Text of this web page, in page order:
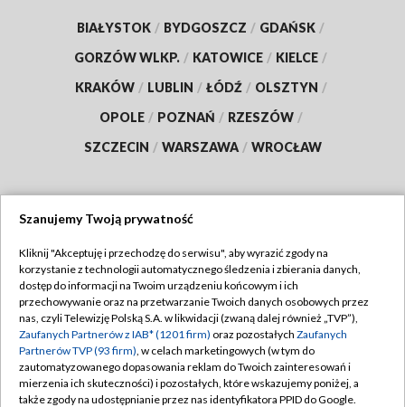
BIAŁYSTOK / BYDGOSZCZ / GDAŃSK /
GORZÓW WLKP. / KATOWICE / KIELCE /
KRAKÓW / LUBLIN / ŁÓDŹ / OLSZTYN /
OPOLE / POZNAŃ / RZESZÓW /
SZCZECIN / WARSZAWA / WROCŁAW
TVP
Abonament TVP
Emisja w TVP
Centrum informacji TVP
Naziemna Telewizja Cyfrowa
Regulamin TVP
Polityka prywatności
Moje zgody
Pomoc
Szanujemy Twoją prywatność
Kliknij "Akceptuję i przechodzę do serwisu", aby wyrazić zgody na
korzystanie z technologii automatycznego śledzenia i zbierania danych,
dostęp do informacji na Twoim urządzeniu końcowym i ich
przechowywanie oraz na przetwarzanie Twoich danych osobowych przez
nas, czyli Telewizję Polską S.A. w likwidacji (zwaną dalej również „TVP”),
Zaufanych Partnerów z IAB* (1201 firm) oraz pozostałych Zaufanych
Partnerów TVP (93 firm), w celach marketingowych (w tym do
zautomatyzowanego dopasowania reklam do Twoich zainteresowań i
mierzenia ich skuteczności) i pozostałych, które wskazujemy poniżej, a
także zgody na udostępnianie przez nas identyfikatora PPID do Google.